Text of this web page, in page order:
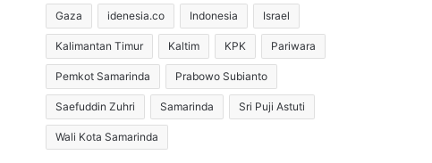
Gaza idenesia.co Indonesia Israel
Kalimantan Timur Kaltim KPK Pariwara
Pemkot Samarinda Prabowo Subianto
Saefuddin Zuhri Samarinda Sri Puji Astuti
Wali Kota Samarinda